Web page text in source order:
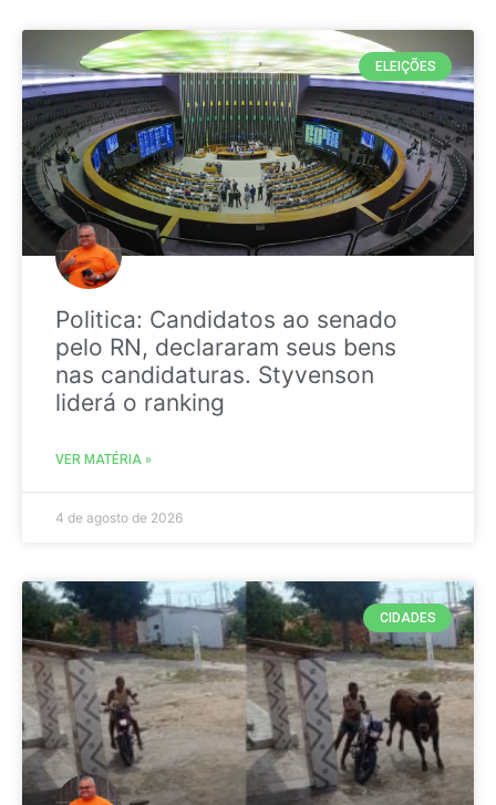
ELEIÇÕES
Politica: Candidatos ao senado
pelo RN, declararam seus bens
nas candidaturas. Styvenson
liderá o ranking
VER MATÉRIA »
4 de agosto de 2026
CIDADES